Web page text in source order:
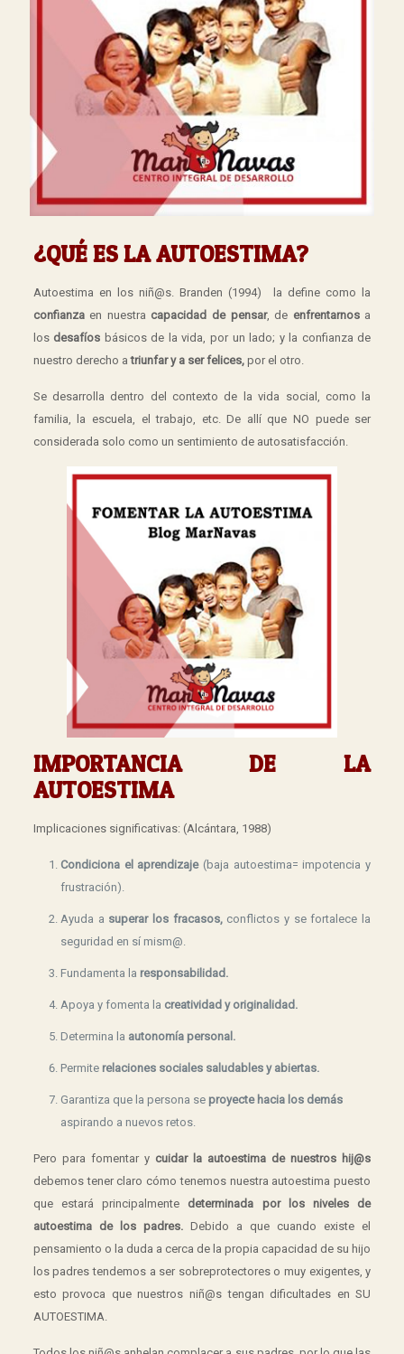
¿QUÉ ES LA AUTOESTIMA?
Autoestima en los niñ@s. Branden (1994) la define como la
confianzaen nuestra capacidad de pensar, de enfrentarnosa
los desafíos básicos de la vida, por un lado; y la confianza de
nuestro derecho atriunfar y a ser felices,por el otro.
Se desarrolla dentro del contexto de la vida social, como la
familia, la escuela, el trabajo, etc. De allí que NO puede ser
considerada solo como un sentimiento de autosatisfacción.
IMPORTANCIA DE LA
AUTOESTIMA
Implicaciones significativas: (Alcántara, 1988)
Condiciona el aprendizaje(baja autoestima= impotencia y
frustración).
Ayuda a superar los fracasos,conflictos y se fortalece la
seguridad en sí mism@.
Fundamenta la responsabilidad.
Apoya y fomenta la creatividad y originalidad.
Determina la autonomía personal.
Permite relaciones sociales saludables y abiertas.
Garantiza que la persona se proyecte hacia los demás
aspirando a nuevos retos.
Pero para fomentar y cuidar la autoestima de nuestros hij@s
debemos tener claro cómo tenemos nuestra autoestima puesto
que estará principalmente determinada por los niveles de
autoestima de los padres.Debido a que cuando existe el
pensamiento o la duda a cerca de la propia capacidad de su hijo
los padres tendemos a ser sobreprotectores o muy exigentes, y
esto provoca que nuestros niñ@s tengan dificultades en SU
AUTOESTIMA.